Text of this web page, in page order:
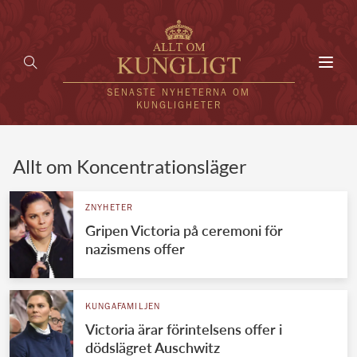
SENASTE NYHETERNA OM
KUNGLIGHETER
UTLÄNDSKT
VÄRLDENS KUNGAHUS
Svenska kungahuset
Brittiska kungahuset
REDAKTION
Allt om Koncentrationsläger
ZNYHETER
Gripen Victoria på ceremoni för
nazismens offer
KUNGAFAMILJEN
Victoria ärar förintelsens offer i
dödslägret Auschwitz